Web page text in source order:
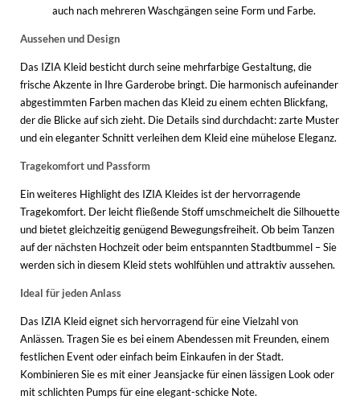
auch nach mehreren Waschgängen seine Form und Farbe.
Aussehen und Design
Das IZIA Kleid besticht durch seine mehrfarbige Gestaltung, die
frische Akzente in Ihre Garderobe bringt. Die harmonisch aufeinander
abgestimmten Farben machen das Kleid zu einem echten Blickfang,
der die Blicke auf sich zieht. Die Details sind durchdacht: zarte Muster
und ein eleganter Schnitt verleihen dem Kleid eine mühelose Eleganz.
Tragekomfort und Passform
Ein weiteres Highlight des IZIA Kleides ist der hervorragende
Tragekomfort. Der leicht fließende Stoff umschmeichelt die Silhouette
und bietet gleichzeitig genügend Bewegungsfreiheit. Ob beim Tanzen
auf der nächsten Hochzeit oder beim entspannten Stadtbummel – Sie
werden sich in diesem Kleid stets wohlfühlen und attraktiv aussehen.
Ideal für jeden Anlass
Das IZIA Kleid eignet sich hervorragend für eine Vielzahl von
Anlässen. Tragen Sie es bei einem Abendessen mit Freunden, einem
festlichen Event oder einfach beim Einkaufen in der Stadt.
Kombinieren Sie es mit einer Jeansjacke für einen lässigen Look oder
mit schlichten Pumps für eine elegant-schicke Note.